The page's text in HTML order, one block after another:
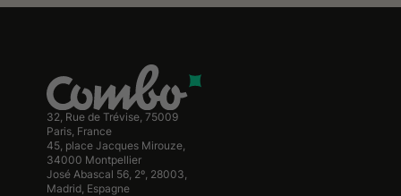
32, Rue de Trévise, 75009
Paris, France
45, place Jacques Mirouze,
34000 Montpellier
José Abascal 56, 2º, 28003,
Madrid, Espagne